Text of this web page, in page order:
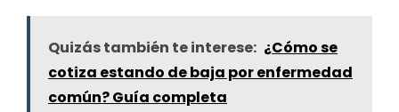
Quizás también te interese: ¿Cómo se
cotiza estando de baja por enfermedad
común? Guía completa